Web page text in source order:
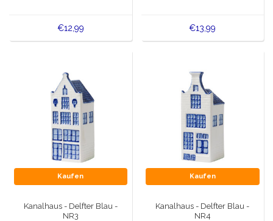
€12,99 €13,99
Kaufen
Kanalhaus - Delfter Blau -
NR3
Kaufen
Kanalhaus - Delfter Blau -
NR4